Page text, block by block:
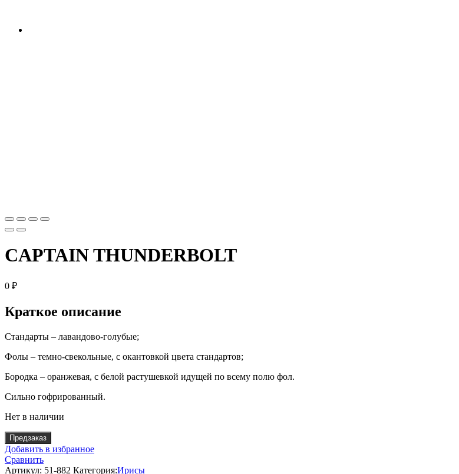
CAPTAIN THUNDERBOLT
0 ₽
Краткое описание
Стандарты – лавандово-голубые;
Фолы – темно-свекольные, с окантовкой цвета стандартов;
Бородка – оранжевая, с белой растушевкой идущей по всему полю фол.
Сильно гофрированный.
Нет в наличии
Предзаказ
Добавить в избранное
Сравнить
Артикул: 51-882 Категория:Ирисы